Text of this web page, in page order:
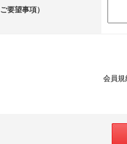
ご要望事項）
会員規